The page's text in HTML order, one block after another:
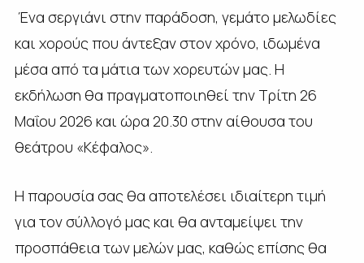
Ένα σεργιάνι στην παράδοση, γεμάτο μελωδίες
και χορούς που άντεξαν στον χρόνο, ιδωμένα
μέσα από τα μάτια των χορευτών μας. Η
εκδήλωση θα πραγματοποιηθεί την Τρίτη 26
Μαΐου 2026 και ώρα 20.30 στην αίθουσα του
θεάτρου «Κέφαλος».
Η παρουσία σας θα αποτελέσει ιδιαίτερη τιμή
για τον σύλλογό μας και θα ανταμείψει την
προσπάθεια των μελών μας, καθώς επίσης θα